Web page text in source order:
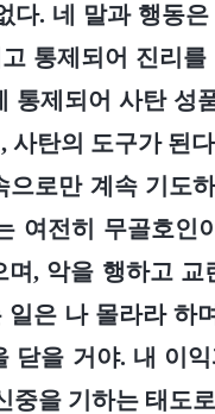
다. 네 말과 행동
통제되어 진리
통제되어 사탄 성
사탄의 도구가 된
으로만 계속 기도
여전히 무골호인
며, 악을 행하고
일은 나 몰라라 하
닫을 거야. 내 이
중을 기하는 태도